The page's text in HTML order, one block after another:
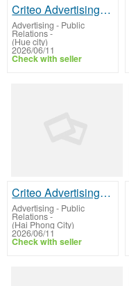
Criteo Advertising Specialist
Advertising - Public
Relations-
(Hue city)
2026/06/11
Check with seller
Criteo Advertising Specialist
Advertising - Public
Relations-
(Hai Phong City)
2026/06/11
Check with seller